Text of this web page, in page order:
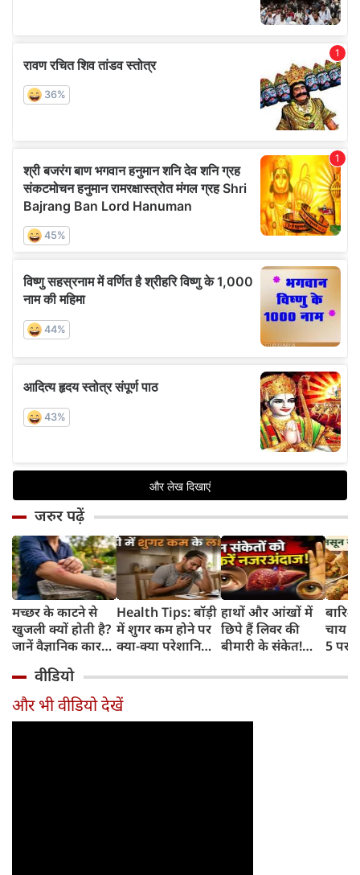
जरुर पढ़ें
मच्छर के काटने से
खुजली क्यों होती है?
जानें वैज्ञानिक कारण
Health Tips: बॉड़ी
में शुगर कम होने पर
क्या-क्या परेशानियां
बातें
हाथों और आंखों में
छिपे हैं लिवर की
बीमारी के संकेत!
नजरअंदाज
चाय
5
वीडियो
और भी वीडियो देखें